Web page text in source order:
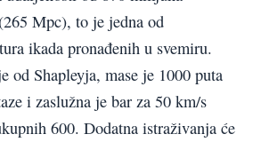
Mpc), to je jedna od
ikada pronađenih u svemiru.
od Shapleyja, mase je 1000 puta
i zaslužna je bar za 50 km/s
600. Dodatna istraživanja će